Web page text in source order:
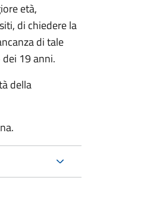
età,
di chiedere la
di tale
19 anni.
della